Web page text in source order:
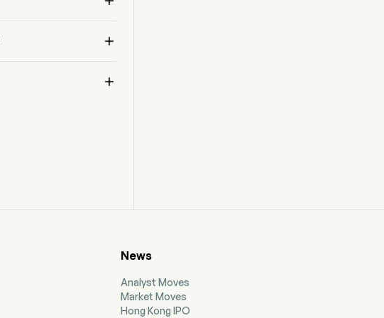


News
Analyst Moves
Market Moves
Hong Kong IPO